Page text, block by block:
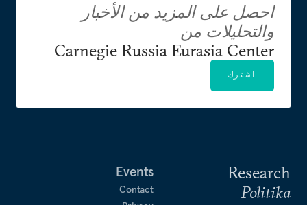
Research
Politika
Events
Contact
احصل على المزيد من الأخبار
والتحليلات من
Carnegie Russia Eurasia Center
اشترك